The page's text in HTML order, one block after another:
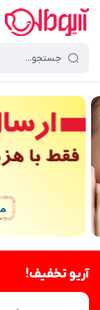
آریو تخفیف!